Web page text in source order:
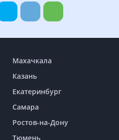
Махачкала
Казань
Екатеринбург
Самара
Ростов-на-Дону
Тюмень